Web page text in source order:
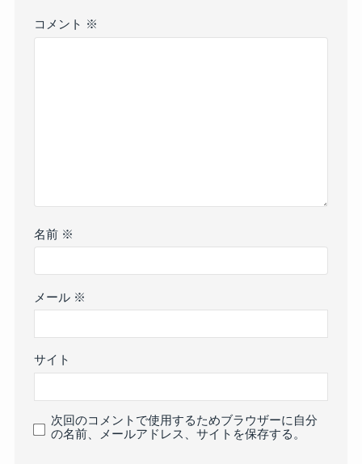
コメント ※
名前 ※
メール ※
サイト
次回のコメントで使用するためブラウザーに自分
の名前、メールアドレス、サイトを保存する。